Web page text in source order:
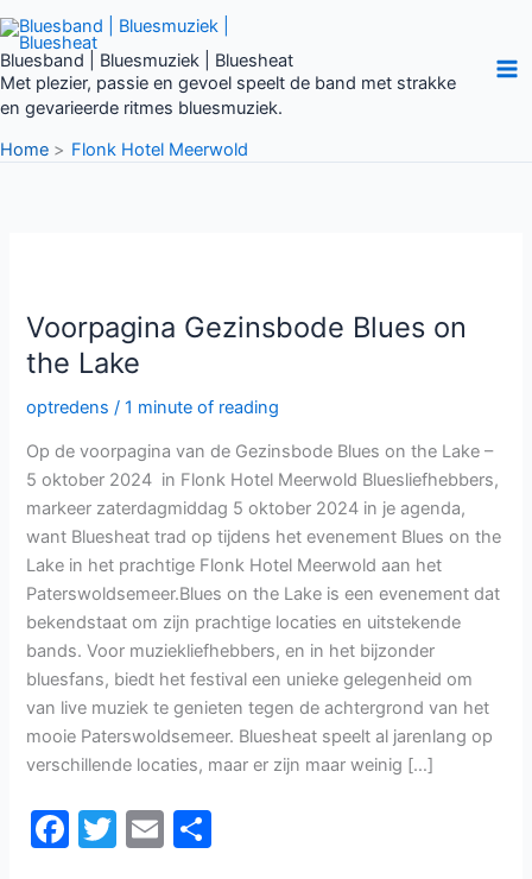
Ga
naar
de
inhoud
Bluesband | Bluesmuziek | Bluesheat
Met plezier, passie en gevoel speelt de band met strakke
en gevarieerde ritmes bluesmuziek.
Home
Flonk Hotel Meerwold
Voorpagina Gezinsbode Blues on
the Lake
optredens /1 minute of reading
Op de voorpagina van de Gezinsbode Blues on the Lake –
5 oktober 2024 in Flonk Hotel Meerwold Bluesliefhebbers,
markeer zaterdagmiddag 5 oktober 2024 in je agenda,
want Bluesheat trad op tijdens het evenement Blues on the
Lake in het prachtige Flonk Hotel Meerwold aan het
Paterswoldsemeer.Blues on the Lake is een evenement dat
bekendstaat om zijn prachtige locaties en uitstekende
bands. Voor muziekliefhebbers, en in het bijzonder
bluesfans, biedt het festival een unieke gelegenheid om
van live muziek te genieten tegen de achtergrond van het
mooie Paterswoldsemeer. Bluesheat speelt al jarenlang op
verschillende locaties, maar er zijn maar weinig […]
F
T
E
the
Lake
Niet gevonden wat je zocht?
Heb je een vraag of wil je iemand
van de band spreken?
Vul onderstaande in en wij nemen
E-mail*
Telefoonnummer
Verstuur